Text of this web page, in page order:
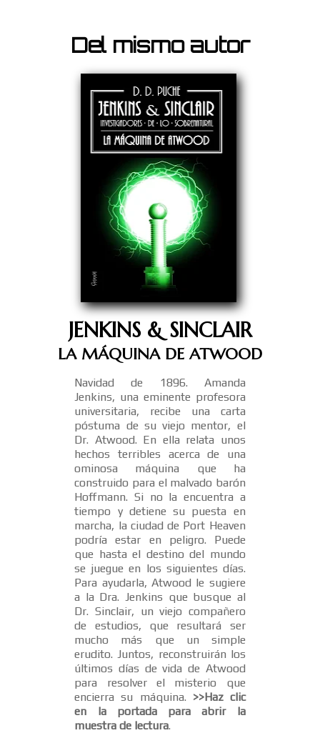
Del mismo autor
JENKINS & SINCLAIR
LA MÁQUINA DE ATWOOD
Navidad de 1896. Amanda
Jenkins, una eminente profesora
universitaria, recibe una carta
póstuma de su viejo mentor, el
Dr. Atwood. En ella relata unos
hechos terribles acerca de una
ominosa máquina que ha
construido para el malvado barón
Hoffmann. Si no la encuentra a
tiempo y detiene su puesta en
marcha, la ciudad de Port Heaven
podría estar en peligro. Puede
que hasta el destino del mundo
se juegue en los siguientes días.
Para ayudarla, Atwood le sugiere
a la Dra. Jenkins que busque al
Dr. Sinclair, un viejo compañero
de estudios, que resultará ser
mucho más que un simple
erudito. Juntos, reconstruirán los
últimos días de vida de Atwood
para resolver el misterio que
encierra su máquina. >>Haz clic
en la portada para abrir la
muestra de lectura.